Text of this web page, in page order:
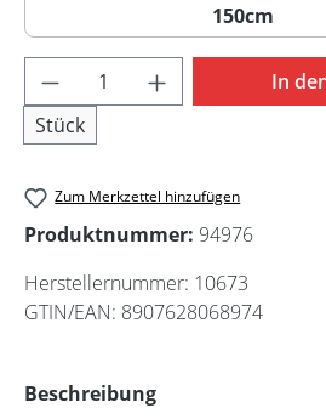
150cm
Produkt Anzahl: Gib
Stück
In
Zum Merkzettel hinzufügen
Produktnummer: 94976
Herstellernummer: 10673
GTIN/EAN: 8907628068974
Beschreibung